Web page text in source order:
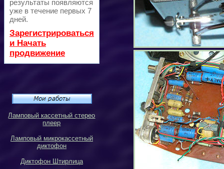
результаты появляются
уже в течение первых 7
дней.
Зарегистрироваться
и Начать
продвижение
Ламповый кассетный стерео
плеер
Ламповый микрокассетный
диктофон
Диктофон Штирлица